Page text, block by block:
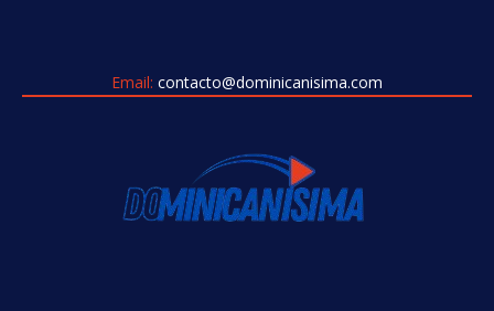
Email: contacto@dominicanisima.com